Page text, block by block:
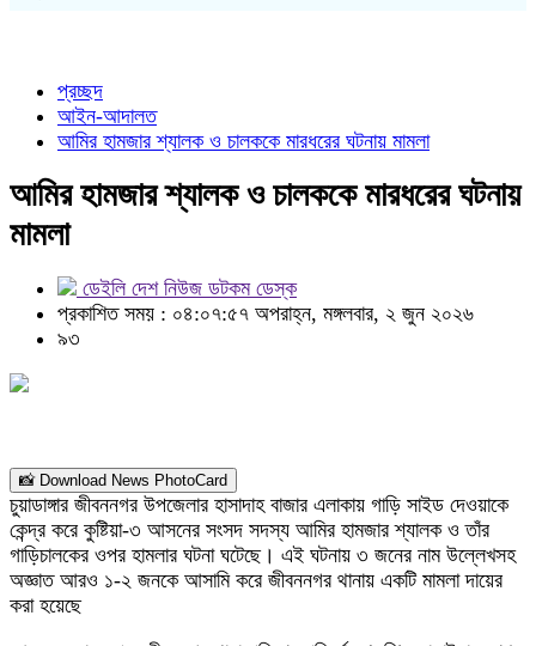
প্রচ্ছদ
আইন-আদালত
আমির হামজার শ্যালক ও চালককে মারধরের ঘটনায় মামলা
আমির হামজার শ্যালক ও চালককে মারধরের ঘটনায়
মামলা
ডেইলি দেশ নিউজ ডটকম ডেস্ক
প্রকাশিত সময় : ০৪:০৭:৫৭ অপরাহ্ন, মঙ্গলবার, ২ জুন ২০২৬
৯৩
📸 Download News PhotoCard
চুয়াডাঙ্গার জীবননগর উপজেলার হাসাদাহ বাজার এলাকায় গাড়ি সাইড দেওয়াকে
কেন্দ্র করে কুষ্টিয়া-৩ আসনের সংসদ সদস্য আমির হামজার শ্যালক ও তাঁর
গাড়িচালকের ওপর হামলার ঘটনা ঘটেছে। এই ঘটনায় ৩ জনের নাম উল্লেখসহ
অজ্ঞাত আরও ১-২ জনকে আসামি করে জীবননগর থানায় একটি মামলা দায়ের
করা হয়েছে